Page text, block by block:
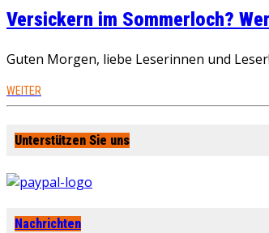
Versickern im Sommerloch?
Guten Morgen, liebe Leserinnen und
WEITER
Unterstützen Sie uns
Nachrichten